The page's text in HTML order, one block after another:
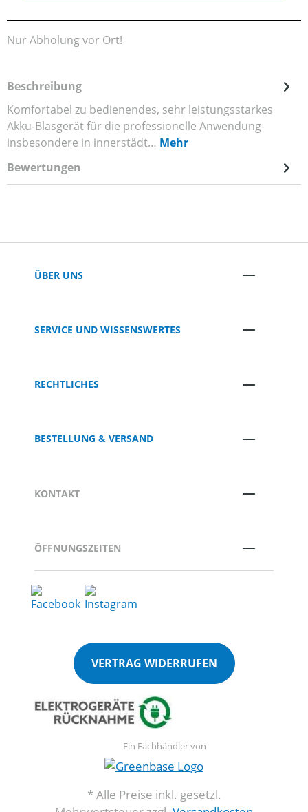
Nur Abholung vor Ort!
Beschreibung
Komfortabel zu bedienendes, sehr leistungsstarkes
Akku-Blasgerät für die professionelle Anwendung
insbesondere in innerstädt… Mehr
Bewertungen
ÜBER UNS
SERVICE UND WISSENSWERTES
RECHTLICHES
BESTELLUNG & VERSAND
KONTAKT
ÖFFNUNGSZEITEN
VERTRAG WIDERRUFEN
Ein Fachhändler von
* Alle Preise inkl. gesetzl.